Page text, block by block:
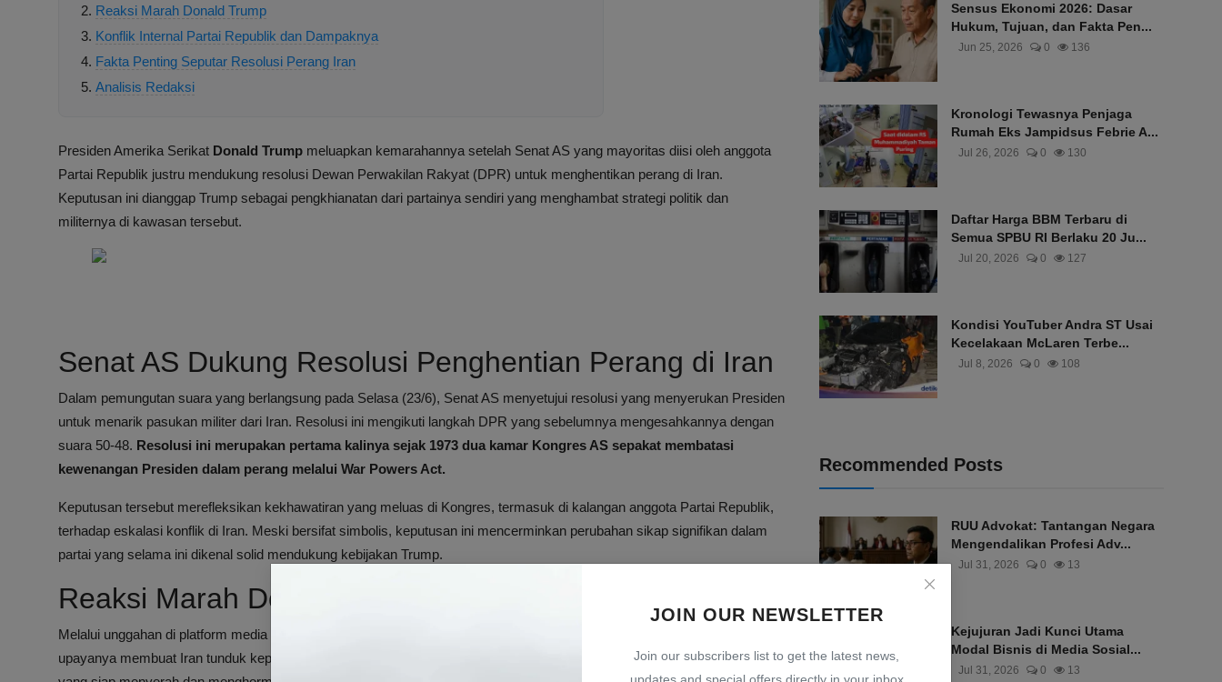
JOIN OUR NEWSLETTER
Join our subscribers list to get the latest news,
Reaksi Marah Donald Trump
Konflik Internal Partai Republik dan Dampaknya
Fakta Penting Seputar Resolusi Perang Iran
Analisis Redaksi
Presiden Amerika Serikat Donald Trump meluapkan kemarahannya setelah Senat AS yang mayoritas diisi oleh anggota
Partai Republik justru mendukung resolusi Dewan Perwakilan Rakyat (DPR) untuk menghentikan perang di Iran.
Keputusan ini dianggap Trump sebagai pengkhianatan dari partainya sendiri yang menghambat strategi politik dan
militernya di kawasan tersebut.
Senat AS Dukung Resolusi Penghentian Perang di Iran
Dalam pemungutan suara yang berlangsung pada Selasa (23/6), Senat AS menyetujui resolusi yang menyerukan Presiden
untuk menarik pasukan militer dari Iran. Resolusi ini mengikuti langkah DPR yang sebelumnya mengesahkannya dengan
suara 50-48. Resolusi ini merupakan pertama kalinya sejak 1973 dua kamar Kongres AS sepakat membatasi
kewenangan Presiden dalam perang melalui War Powers Act.
Keputusan tersebut merefleksikan kekhawatiran yang meluas di Kongres, termasuk di kalangan anggota Partai Republik,
terhadap eskalasi konflik di Iran. Meski bersifat simbolis, keputusan ini mencerminkan perubahan sikap signifikan dalam
partai yang selama ini dikenal solid mendukung kebijakan Trump.
Reaksi Marah Donald Trump
Melalui unggahan di platform media sosialnya, Truth Social, Trump menilai bahwa langkah Senat tersebut merusak
upayanya membuat Iran tunduk kepada Amerika Serikat. Dia menegaskan telah membawa Iran ke posisi "ujung tanduk"
Sensus Ekonomi 2026: Dasar
Hukum, Tujuan, dan Fakta Pen...
Jun 25, 2026 0 136
Kronologi Tewasnya Penjaga
Rumah Eks Jampidsus Febrie A...
Jul 26, 2026 0 130
Daftar Harga BBM Terbaru di
Semua SPBU RI Berlaku 20 Ju...
Jul 20, 2026 0 127
Kondisi YouTuber Andra ST Usai
Kecelakaan McLaren Terbe...
Jul 8, 2026 0 108
Recommended Posts
RUU Advokat: Tantangan Negara
Mengendalikan Profesi Adv...
Jul 31, 2026 0 13
Kejujuran Jadi Kunci Utama
Modal Bisnis di Media Sosial...
Jul 31, 2026 0 13